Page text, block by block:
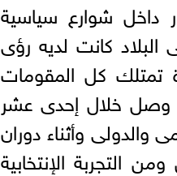
داخل شوارع سياسية
كانت لديه رؤى
تمتلك كل المقومات
وصل خلال إحدى عشر
والدولى وأثناء دوران
الإنتخابية